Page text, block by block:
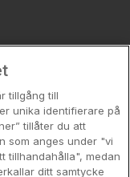
kr
tillgång till
unika identifierare på
tillåter du att
som anges under "vi
tillhandahålla", medan
ditt samtycke